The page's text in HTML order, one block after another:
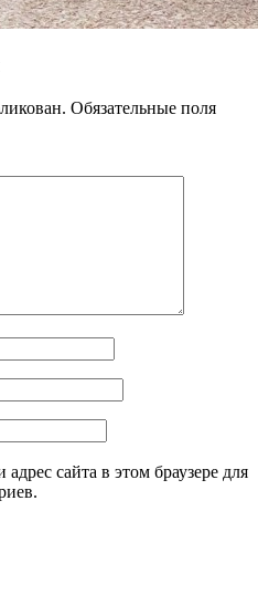
Обязательные поля
сайта в этом браузере для